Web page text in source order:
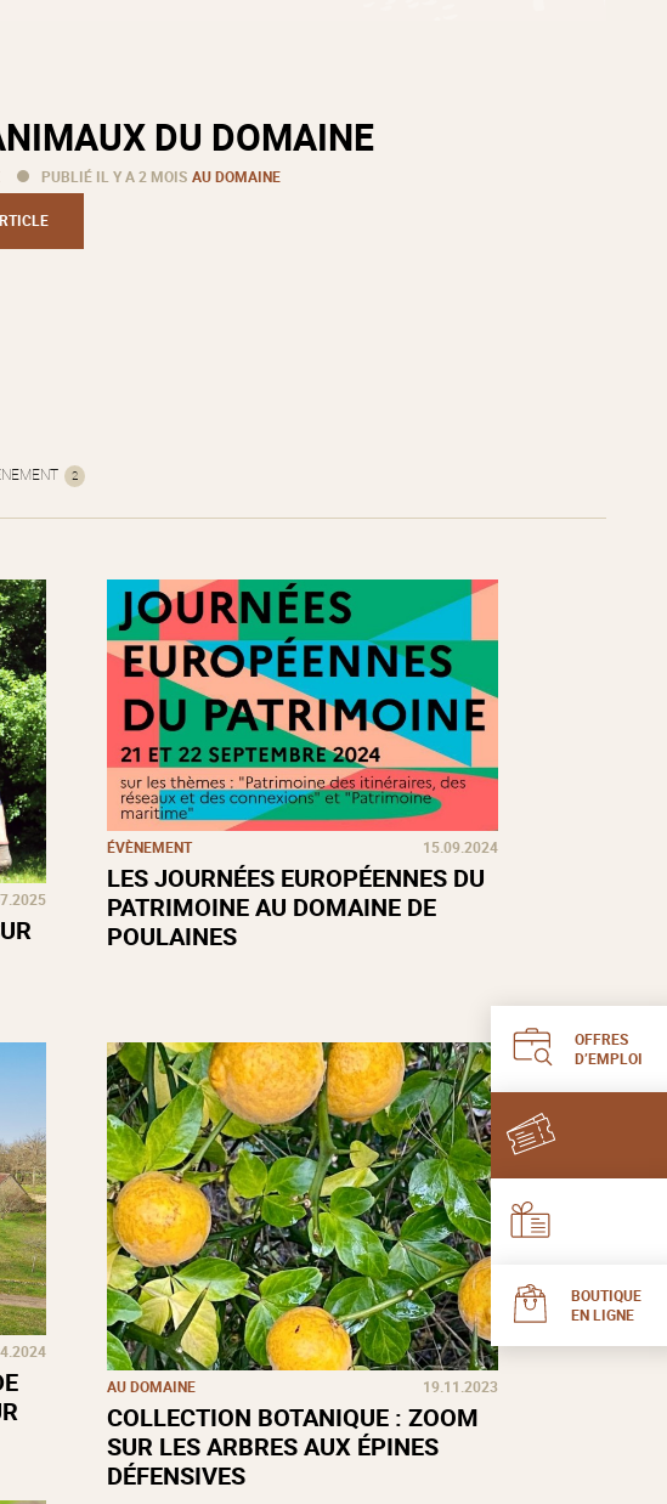
OFFRES
D’EMPLOI
BOUTIQUE
EN LIGNE
DU DOMAINE
PUBLIÉ IL Y A 2 MOIS AU DOMAINE
2
ÉVÈNEMENT 15.09.2024
LES JOURNÉES EUROPÉENNES DU
PATRIMOINE AU DOMAINE DE
POULAINES
AU DOMAINE 19.11.2023
COLLECTION BOTANIQUE : ZOOM
SUR LES ARBRES AUX ÉPINES
DÉFENSIVES